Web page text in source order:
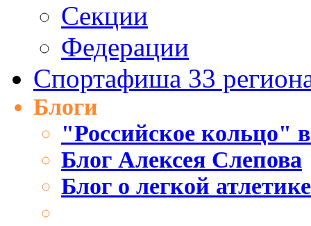
Секции
Федерации
Спортафиша 33
Блоги
"Российское кольцо"
Блог Алексея Слепова
Блог о легкой